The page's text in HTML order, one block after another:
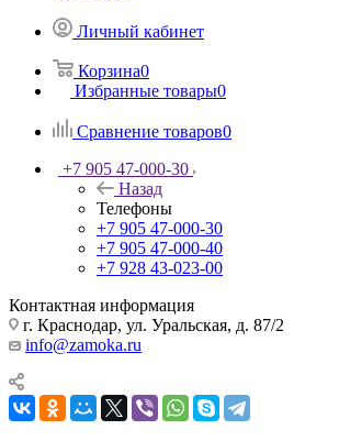
Личный кабинет
Корзина0
Избранные товары0
Сравнение товаров0
+7 905 47-000-30
Назад
Телефоны
+7 905 47-000-30
+7 905 47-000-40
+7 928 43-023-00
Контактная информация
г. Краснодар, ул. Уральская, д. 87/2
info@zamoka.ru